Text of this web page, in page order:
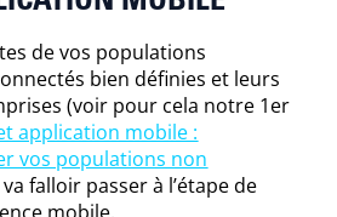
de vos populations
bien définies et leurs
(voir pour cela notre 1er
application mobile :
vos populations non
va falloir passer à l’étape de